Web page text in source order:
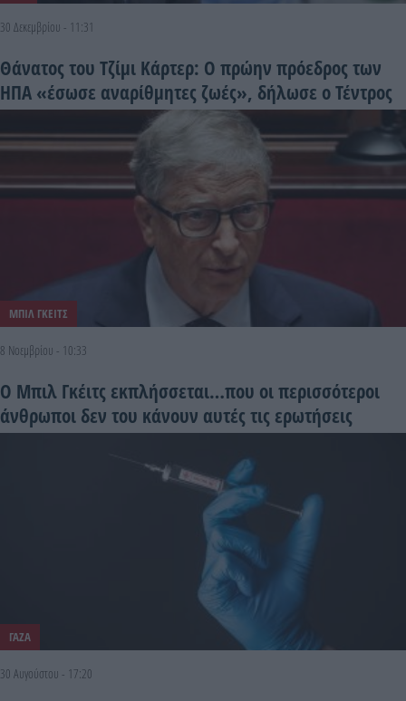
30 Δεκεμβρίου - 11:31
Θάνατος του Τζίμι Κάρτερ: Ο πρώην πρόεδρος των
ΗΠΑ «έσωσε αναρίθμητες ζωές», δήλωσε ο Τέντρος
ΜΠΙΛ ΓΚΕΙΤΣ
8 Νοεμβρίου - 10:33
Ο Μπιλ Γκέιτς εκπλήσσεται…που oι περισσότεροι
άνθρωποι δεν του κάνουν αυτές τις ερωτήσεις
ΓΑΖΑ
30 Αυγούστου - 17:20